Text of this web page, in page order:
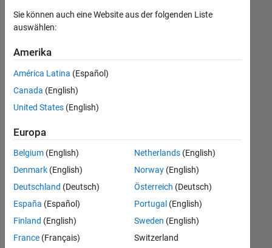
Finance and Operations
Legal
Derzeit
es
keine
offenen
Stellen,
Ihren
Suchkriterien
entsprechen.
können
die
Suchkriterien
weiter
fassen
Sie können auch eine Website aus der folgenden Liste
auswählen:
Amerika
América Latina (Español)
Canada (English)
United States (English)
Europa
Belgium (English)
Denmark (English)
Deutschland (Deutsch)
España (Español)
Finland (English)
France (Français)
Netherlands(English)
Norway(English)
Österreich (Deutsch)
Portugal (English)
Sweden (English)
Switzerland